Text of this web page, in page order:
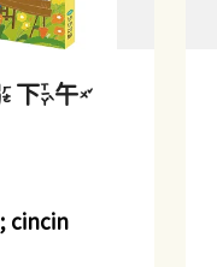
下午